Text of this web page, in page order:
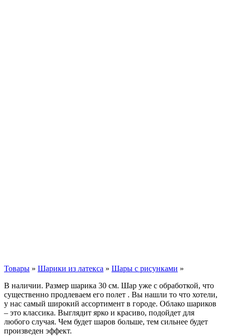
Товары » Шарики из латекса » Шары с рисунками »
В наличии. Размер шарика 30 см. Шар уже с обработкой, что
существенно продлеваем его полет . Вы нашли то что хотели,
у нас самый широкий ассортимент в городе. Облако шариков
– это классика. Выглядит ярко и красиво, подойдет для
любого случая. Чем будет шаров больше, тем сильнее будет
произведен эффект.